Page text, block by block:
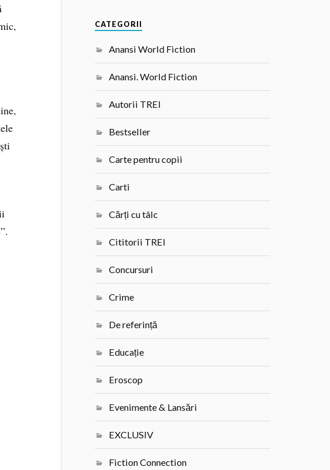
CATEGORII
Anansi World Fiction
Anansi. World Fiction
Autorii TREI
Bestseller
Carte pentru copii
Carti
Cărți cu tâlc
Cititorii TREI
Concursuri
Crime
De referință
Educație
Eroscop
Evenimente & Lansări
EXCLUSIV
Fiction Connection